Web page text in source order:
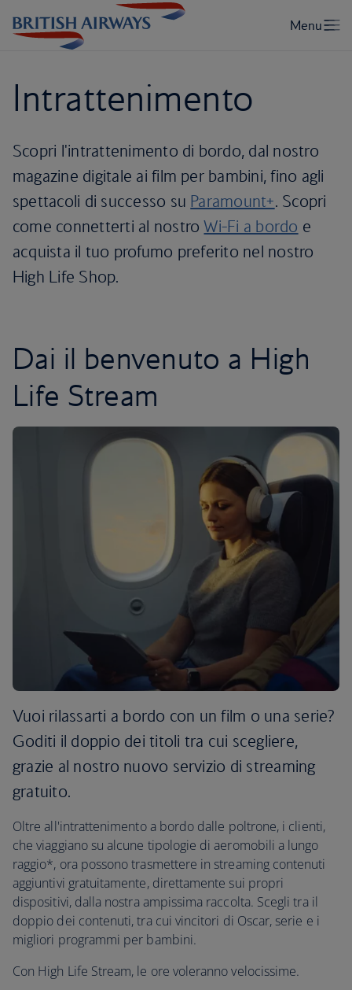
Intrattenimento
Scopri l'intrattenimento di bordo, dal nostro
magazine digitale ai film per bambini, fino agli
spettacoli di successo su Paramount+. Scopri
come connetterti al nostroWi-Fi a bordo e
acquista il tuo profumo preferito nel nostro
High Life Shop.
Dai il benvenuto a High
Life Stream
Vuoi rilassarti a bordo con un film o una serie?
Goditi il doppio dei titoli tra cui scegliere,
grazie al nostro nuovo servizio di streaming
gratuito.
Oltre all'intrattenimento a bordo dalle poltrone, i clienti,
che viaggiano su alcune tipologie di aeromobili a lungo
raggio*, ora possono trasmettere in streaming contenuti
aggiuntivi gratuitamente, direttamente sui propri
dispositivi, dalla nostra ampissima raccolta. Scegli tra il
doppio dei contenuti, tra cui vincitori di Oscar, serie e i
migliori programmi per bambini.
Con High Life Stream, le ore voleranno velocissime.